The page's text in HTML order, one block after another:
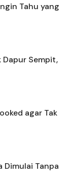
Tahu yang
Sempit,
agar Tak
Dimulai Tanpa